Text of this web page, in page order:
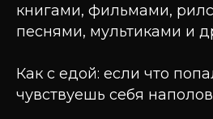
книгами, фильмами,
песнями, мультиками и
Как с едой: если что
чувствуешь себя